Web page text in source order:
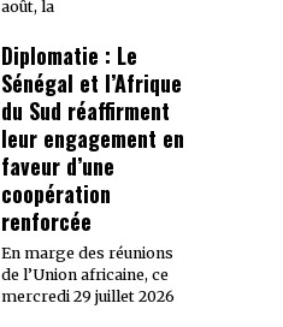
août, la
Diplomatie : Le
Sénégal et l’Afrique
du Sud réaffirment
leur engagement en
faveur d’une
coopération
renforcée
En marge des réunions
de l’Union africaine, ce
mercredi 29 juillet 2026